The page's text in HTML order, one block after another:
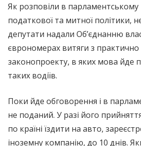
Як розповіли в парламентському
податкової та митної політики,
депутати надали Об’єднанню
єврономерах витяги з практично
законопроекту, в яких мова йде
таких водіїв.
Поки йде обговорення і в
не поданий. У разі його
по країні їздити на авто,
іноземну компанію, до 10 днів.